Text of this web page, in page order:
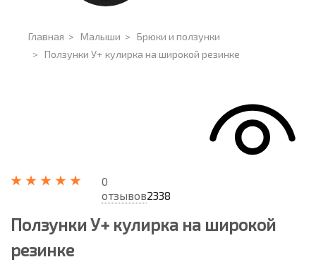
Главная > Малыши > Брюки и ползунки
> Ползунки У+ кулирка на широкой резинке
0
отзывов2338
Ползунки У+ кулирка на широкой
резинке